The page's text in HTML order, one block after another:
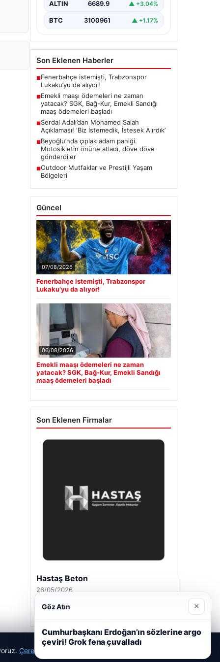
ALTIN 6689.9 ▲ +3.04%
BTC 3100961 ▲ +1.17%
Son Eklenen Haberler
■Fenerbahçe istemişti, Trabzonspor
Lukaku’yu da alıyor!
■Emekli maaşı ödemeleri ne zaman
yatacak? SGK, Bağ-Kur, Emekli Sandığı
maaş ödemeleri başladı
■Serdal Adalı’dan Mohamed Salah
Açıklaması! ‘Biz İstemedik, İstesek Alırdık’
■Beyoğlu’nda çıplak adam paniği.
Motosikletin önüne atladı, döve döve
gönderdiler
■Outdoor Mutfaklar ve Prestijli Yaşam
Bölgeleri
Güncel
07/08/2026
Fenerbahçe istemişti, Trabzonspor
Lukaku’yu da alıyor!
06/08/2026
Emekli maaşı ödemeleri ne zaman
yatacak? SGK, Bağ-Kur, Emekli Sandığı
maaş ödemeleri başladı
Son Eklenen Firmalar
Hastaş Beton
26/05/2026
Çerez Politikamız
Göz Atın ×
Cumhurbaşkanı Erdoğan’ın sözlerine argo
çeviri! Grok fena çuvalladı